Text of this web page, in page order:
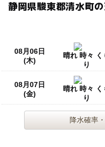
静岡県駿東郡清水町
08月06日
(木)
晴れ 時々 く
り
08月07日
(金)
晴れ 時々 く
り
降水確率